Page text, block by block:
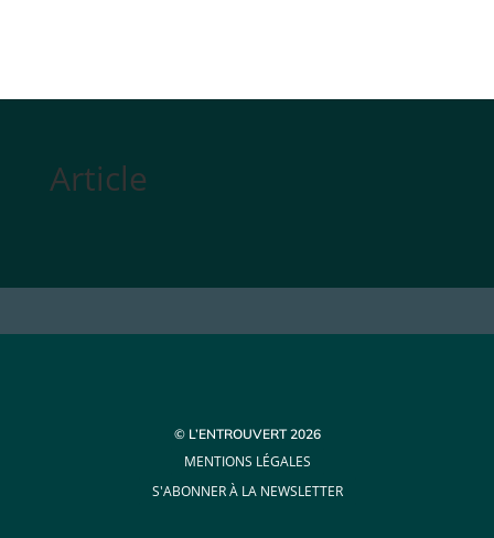
Article
© L’ENTROUVERT 2026
MENTIONS LÉGALES
S'ABONNER À LA NEWSLETTER